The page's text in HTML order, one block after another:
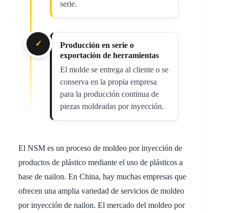
serie.
✓
Producción en serie o
exportación de herramientas
El molde se entrega al cliente o se
conserva en la propia empresa
para la producción continua de
piezas moldeadas por inyección.
El NSM es un proceso de moldeo por inyección de
productos de plástico mediante el uso de plásticos a
base de nailon. En China, hay muchas empresas que
ofrecen una amplia variedad de servicios de moldeo
por inyección de nailon. El mercado del moldeo por